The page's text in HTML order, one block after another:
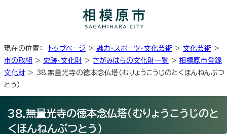
現在の位置： トップページ > 魅力・スポーツ・文化芸術 > 文化芸術 >
市の取組 > 史跡・文化財 > さがみはらの文化財一覧 > 相模原市登録
文化財 > 38.無量光寺の徳本念仏塔（むりょうこうじのとくほんねんぶつ
とう）
38.無量光寺の徳本念仏塔（むりょうこうじのと
くほんねんぶつとう）